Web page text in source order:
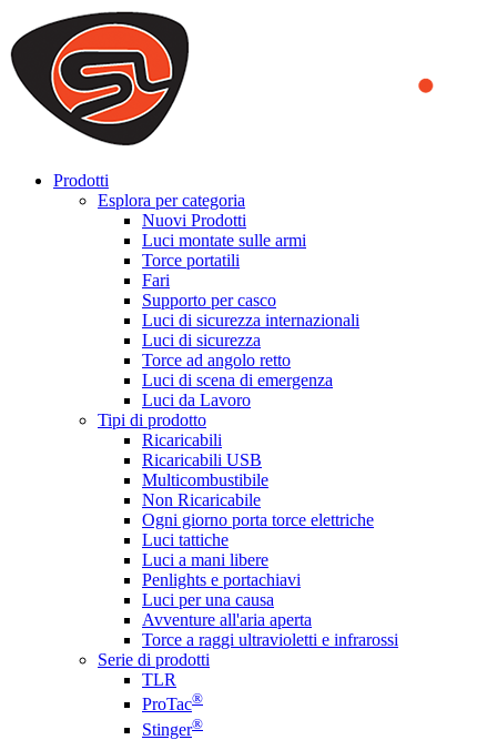
We use cookies to ensure that we provide you the best experience
on our website. By continuing to browse this website, you accept
that cookies are used to help us analyze how the website is used and
to offer you a better experience. To learn more or to find out how
you can disable cookies, you can access our
Prodotti
Esplora per categoria
Nuovi Prodotti
Luci montate sulle armi
Torce portatili
Fari
Supporto per casco
Luci di sicurezza internazionali
Luci di sicurezza
Torce ad angolo retto
Luci di scena di emergenza
Luci da Lavoro
Tipi di prodotto
Ricaricabili
Ricaricabili USB
Multicombustibile
Non Ricaricabile
Ogni giorno porta torce elettriche
Luci tattiche
Luci a mani libere
Penlights e portachiavi
Luci per una causa
Avventure all'aria aperta
Torce a raggi ultravioletti e infrarossi
Serie di prodotti
TLR
ProTac®
Stinger®